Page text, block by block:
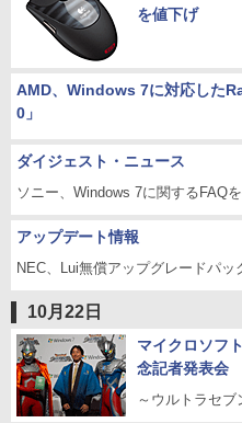
を値下げ
AMD、Windows 7に対応した
0」
ダイジェスト・ニュース
ソニー、Windows 7に関するFAQ
アップデート情報
NEC、Lui無償アップグレードパッ
10月22日
マイクロソフ
念記者発表会
～ウルトラセ